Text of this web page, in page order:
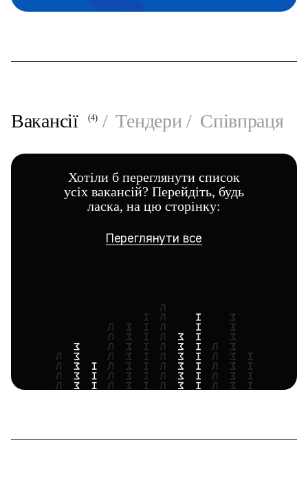
Вакансії (4) Тендери Співпраця
Хотіли б переглянути список
усіх вакансій? Перейдіть, будь
ласка, на цю сторінку:
Переглянути все